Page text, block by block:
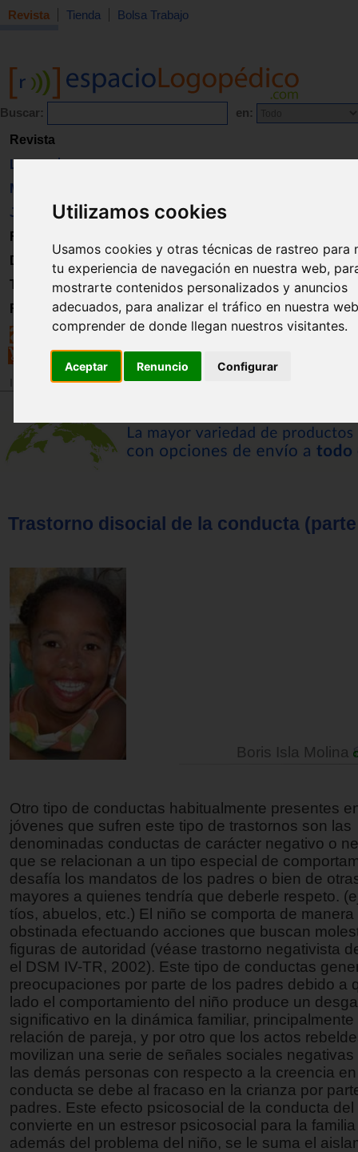
Utilizamos cookies
Usamos cookies y otras técnicas de rastreo para
tu experiencia de navegación en nuestra web,
mostrarte contenidos personalizados y anuncios
adecuados, para analizar el tráfico en nuestra
comprender de donde llegan nuestros visitantes.
Aceptar Renuncio Configurar
Revista Tienda Bolsa Trabajo
Buscar: en:
Revista
Libros
Material
Juguetes
Formación
Directorio
Trabajo
Registro
Revista
Trastorno disocial de la conducta
Boris Isla Molina
Otro tipo de conductas habitualmente presentes
jóvenes que sufren este tipo de trastornos son las
denominadas conductas de carácter negativo o
que se relacionan a un tipo especial de
desafía los mandatos de los padres o bien de
mayores a quienes tendría que deberle respeto.
tíos, abuelos, etc.) El niño se comporta de
obstinada efectuando acciones que buscan
figuras de autoridad (véase trastorno negativista
el DSM IV-TR, 2002). Este tipo de conductas
preocupaciones por parte de los padres debido a
lado el comportamiento del niño produce un
significativo en la dinámica familiar, principalmente
relación de pareja, y por otro que los actos
movilizan una serie de señales sociales negativas
las demás personas con respecto a la creencia
conducta se debe al fracaso en la crianza por
padres. Este efecto psicosocial de la conducta del
convierte en un estresor psicosocial para la
además del problema del niño, se le suma el